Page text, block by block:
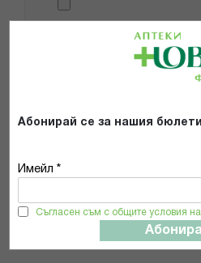
Абонирай се за нашия
Имейл *
Съгласен съм с общите условия на
Препоръчвам
Прочетох и се